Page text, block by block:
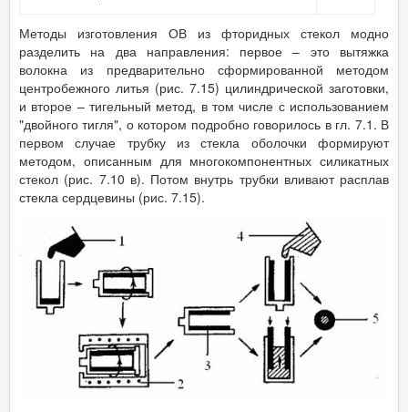
Методы изготовления ОВ из фторидных стекол модно
разделить на два направления: первое – это вытяжка
волокна из предварительно сформированной методом
центробежного литья (рис. 7.15) цилиндрической заготовки,
и второе – тигельный метод, в том числе с использованием
"двойного тигля", о котором подробно говорилось в гл. 7.1. В
первом случае трубку из стекла оболочки формируют
методом, описанным для многокомпонентных силикатных
стекол (рис. 7.10 в). Потом внутрь трубки вливают расплав
стекла сердцевины (рис. 7.15).